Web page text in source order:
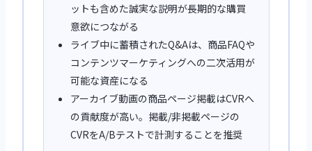
ットも含めた誠実な説明が長期的な購買
意欲につながる
ライブ中に蓄積されたQ&Aは、商品FAQや
コンテンツマーケティングへの二次活用が
可能な資産になる
アーカイブ動画の商品ページ掲載はCVRへ
の貢献度が高い。掲載/非掲載ページの
CVRをA/Bテストで計測することを推奨